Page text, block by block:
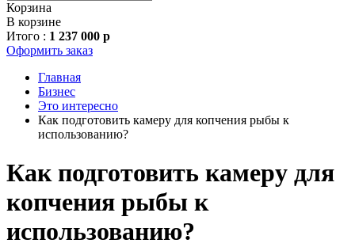
Корзина
В корзине
Итого : 1 237 000 р
Оформить заказ
Главная
Бизнес
Это интересно
Как подготовить камеру для копчения рыбы к
использованию?
Как подготовить камеру для
копчения рыбы к
использованию?